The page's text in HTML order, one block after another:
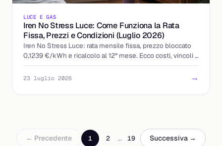
LUCE E GAS
Iren No Stress Luce: Come Funziona la Rata
Fissa, Prezzi e Condizioni (Luglio 2026)
Iren No Stress Luce: rata mensile fissa, prezzo bloccato
0,1239 €/kWh e ricalcolo al 12° mese. Ecco costi, vincoli e
a chi conviene davvero.
23 luglio 2026 →
← Precedente 1 2 … 19 Successiva →